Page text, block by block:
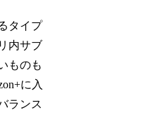
タイプ
内サブ
ものも
に入
ランス